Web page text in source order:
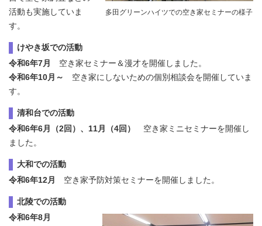
多田グリーンハイツでの空き家セミナーの様子
活動も実施していま
す。
けやき坂での活動
令和6年7月
空き家セミナー＆漫才を開催しました。
令和6年10月～
空き家にしないための個別相談会を開催していま
す。
清和台での活動
令和6年6月（2回）、11月（4回）
空き家ミニセミナーを開催し
ました。
大和での活動
令和6年12月
空き家予防対策セミナーを開催しました。
北陵での活動
令和6年8月